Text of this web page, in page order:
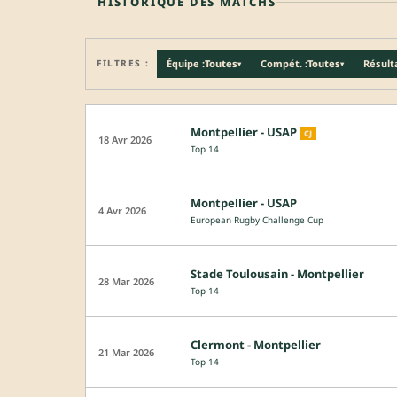
FILTRES : Équipe :Toutes▾ Compét. :Toutes▾
18 Avr 2026 Montpellier - USAP CJ
Top 14
4 Avr 2026 Montpellier - USAP
European Rugby Challenge Cup
28 Mar 2026 Stade Toulousain - Montpellier
Top 14
21 Mar 2026 Clermont - Montpellier
Top 14